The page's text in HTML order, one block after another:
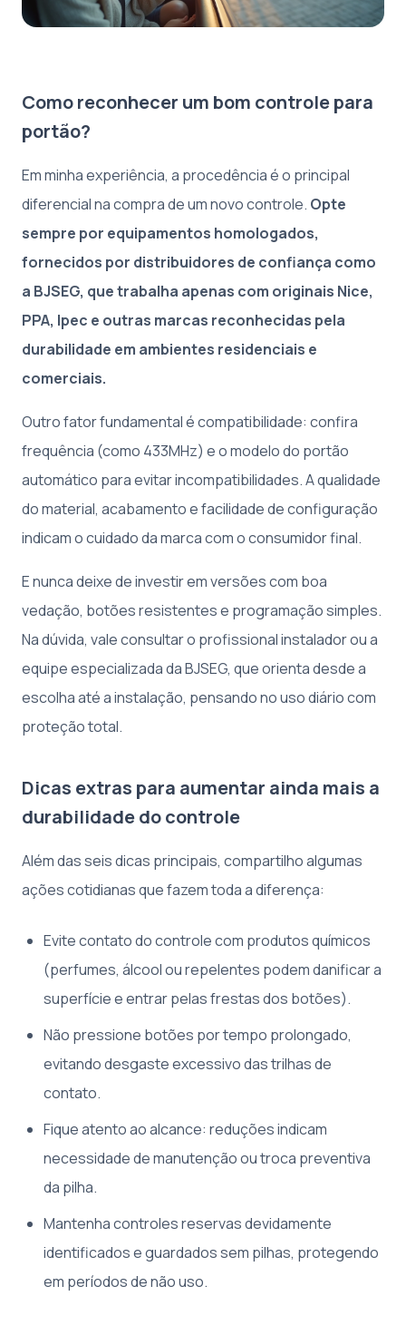
Como reconhecer um bom controle para
portão?
Em minha experiência, a procedência é o principal
diferencial na compra de um novo controle. Opte
sempre por equipamentos homologados,
fornecidos por distribuidores de confiança como
a BJSEG, que trabalha apenas com originais Nice,
PPA, Ipec e outras marcas reconhecidas pela
durabilidade em ambientes residenciais e
comerciais.
Outro fator fundamental é compatibilidade: confira
frequência (como 433MHz) e o modelo do portão
automático para evitar incompatibilidades. A qualidade
do material, acabamento e facilidade de configuração
indicam o cuidado da marca com o consumidor final.
E nunca deixe de investir em versões com boa
vedação, botões resistentes e programação simples.
Na dúvida, vale consultar o profissional instalador ou a
equipe especializada da BJSEG, que orienta desde a
escolha até a instalação, pensando no uso diário com
proteção total.
Dicas extras para aumentar ainda mais a
durabilidade do controle
Além das seis dicas principais, compartilho algumas
ações cotidianas que fazem toda a diferença:
Evite contato do controle com produtos químicos
(perfumes, álcool ou repelentes podem danificar a
superfície e entrar pelas frestas dos botões).
Não pressione botões por tempo prolongado,
evitando desgaste excessivo das trilhas de
contato.
Fique atento ao alcance: reduções indicam
necessidade de manutenção ou troca preventiva
da pilha.
Mantenha controles reservas devidamente
identificados e guardados sem pilhas, protegendo
em períodos de não uso.